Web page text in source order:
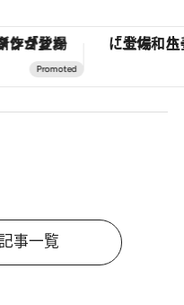
ョンから、ジェンダーレスな新作が登場
事一覧